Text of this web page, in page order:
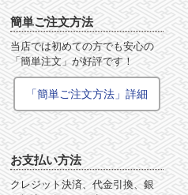
簡単ご注文方法
当店では初めての方でも安心の
「簡単注文」が好評です！
「簡単ご注文方法」詳細
お支払い方法
クレジット決済、代金引換、銀